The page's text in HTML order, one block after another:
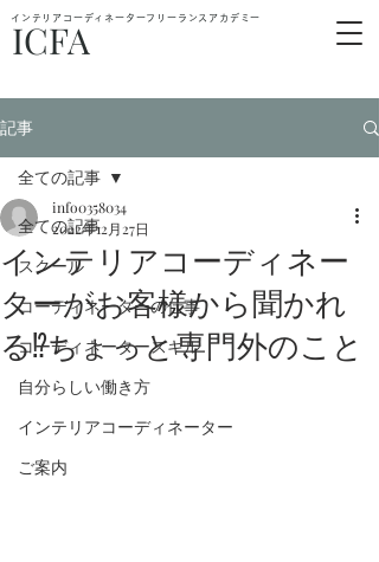
ICFA
インテリアコーディネーターフリーランスアカデミー
記事
全ての記事
スクール
コーディネーターの仕事
コーディネータースキル
自分らしい働き方
インテリアコーディネーター
ご案内
全ての記事
インテリアコーディネー
ターがお客様から聞かれ
る⁉︎ちょっと専門外のこと
info0358034
2022年12月27日